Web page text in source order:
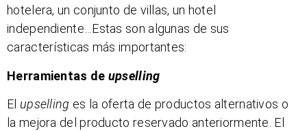
hotelera, un conjunto de villas, un hotel
independiente…Estas son algunas de sus
características más importantes:
Herramientas de upselling
El upselling es la oferta de productos alternativos o
la mejora del producto reservado anteriormente. El